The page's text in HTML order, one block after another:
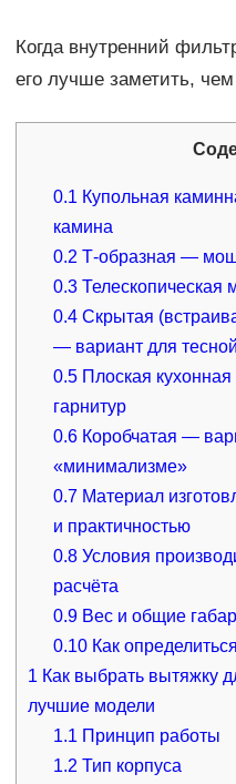
Когда внутренний
его лучше заметить,
0.1 Купольная
камина
0.2 Т-образная —
0.3 Телескопическая
0.4 Скрытая
— вариант для
0.5 Плоская
гарнитур
0.6 Коробчатая —
«минимализме»
0.7 Материал
и практичностью
0.8 Условия
расчёта
0.9 Вес и общие
0.10 Как
1 Как выбрать вытяжку
лучшие модели
1.1 Принцип работы
1.2 Тип корпуса